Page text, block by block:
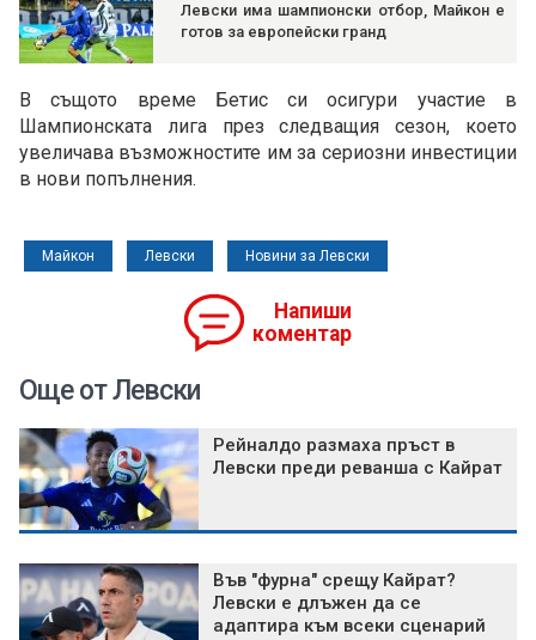
Левски има шампионски отбор, Майкон е
готов за европейски гранд
В същото време Бетис си осигури участие в
Шампионската лига през следващия сезон, което
увеличава възможностите им за сериозни инвестиции
в нови попълнения.
Майкон Левски Новини за Левски
Напиши
коментар
Още от Левски
Рейналдо размаха пръст в
Левски преди реванша с Кайрат
Във "фурна" срещу Кайрат?
Левски е длъжен да се
адаптира към всеки сценарий